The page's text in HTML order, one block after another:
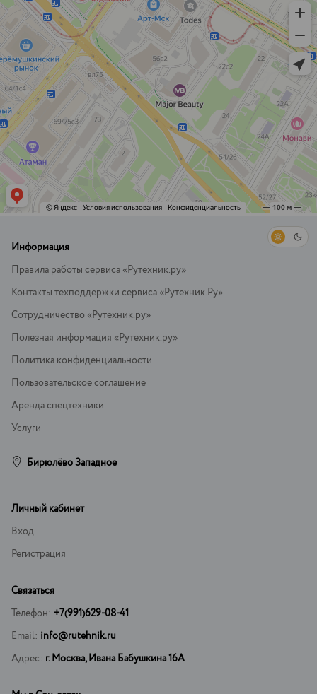
Информация
Правила работы сервиса «Рутехник.ру»
Контакты техподдержки сервиса «Рутехник.Ру»
Сотрудничество «Рутехник.ру»
Полезная информация «Рутехник.ру»
Политика конфиденциальности
Пользовательское соглашение
Аренда спецтехники
Услуги
Бирюлёво Западное
Личный кабинет
Вход
Регистрация
Связаться
Телефон: +7(991)629-08-41
Email: info@rutehnik.ru
Адрес: г. Москва, Ивана Бабушкина 16А